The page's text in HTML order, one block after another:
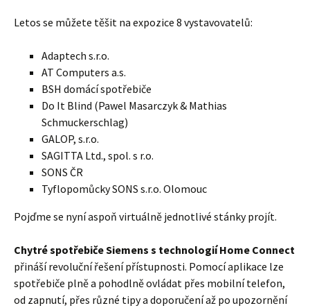
Letos se můžete těšit na expozice 8 vystavovatelů:
Adaptech s.r.o.
AT Computers a.s.
BSH domácí spotřebiče
Do It Blind (Pawel Masarczyk & Mathias
Schmuckerschlag)
GALOP, s.r.o.
SAGITTA Ltd., spol. s r.o.
SONS ČR
Tyflopomůcky SONS s.r.o. Olomouc
Pojďme se nyní aspoň virtuálně jednotlivé stánky projít.
Chytré spotřebiče Siemens s technologií Home Connect
přináší revoluční řešení přístupnosti. Pomocí aplikace lze
spotřebiče plně a pohodlně ovládat přes mobilní telefon,
od zapnutí, přes různé tipy a doporučení až po upozornění